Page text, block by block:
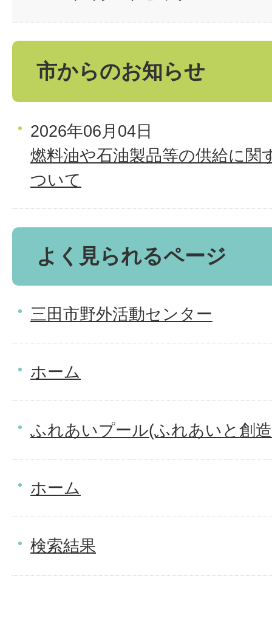
市からのお知らせ
2026年06月04日
燃料油や石油製品等の供給に関
ついて
よく見られるページ
三田市野外活動センター
ホーム
ふれあいプール(ふれあいと創
ホーム
検索結果